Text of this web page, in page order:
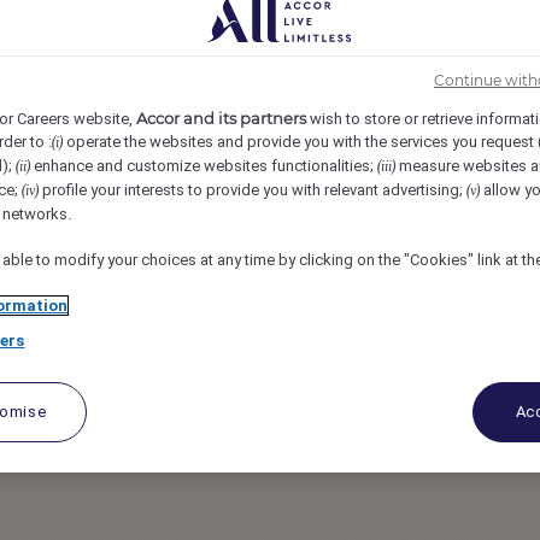
Le Manoir Richelieu, La Malbaie, Canada
du golf, août à
Careers website, Accor and its partnerswish to store or retrieve
to :(i) operate the websites and provide you with the services you request
(ii) enhance and customize websites functionalities; (iii) measure websites
(iv) profile your interests to provide you with relevant advertising; (v) allow
able to modify your choices at any time by clicking on the "Cookies" link at
Continue